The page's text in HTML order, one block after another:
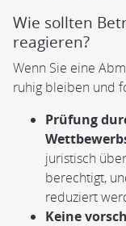
Wie sollten
reagieren?
Wenn Sie eine
ruhig bleiben und
Prüfung
juristisch
berechtigt,
reduziert
Keine